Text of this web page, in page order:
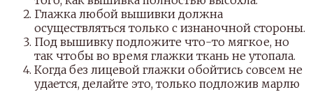
Глажка любой вышивки должна
осуществляться только с изнаночной стороны.
Под вышивку подложите что-то мягкое, но
так чтобы во время глажки ткань не утопала.
Когда без лицевой глажки обойтись совсем не
удается, делайте это, только подложив марлю